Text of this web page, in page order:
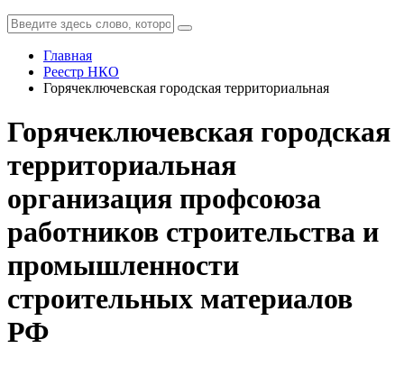
Главная
Реестр НКО
Горячеключевская городская территориальная
Горячеключевская городская
территориальная
организация профсоюза
работников строительства и
промышленности
строительных материалов
РФ